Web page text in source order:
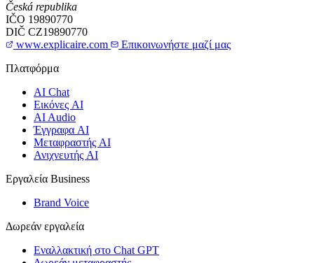
Česká republika
IČO 19890770
DIČ CZ19890770
www.explicaire.com
Επικοινωνήστε μαζί μας
Πλατφόρμα
AI Chat
Εικόνες AI
AI Audio
Έγγραφα AI
Μεταφραστής AI
Ανιχνευτής AI
Εργαλεία Business
Brand Voice
Δωρεάν εργαλεία
Εναλλακτική στο Chat GPT